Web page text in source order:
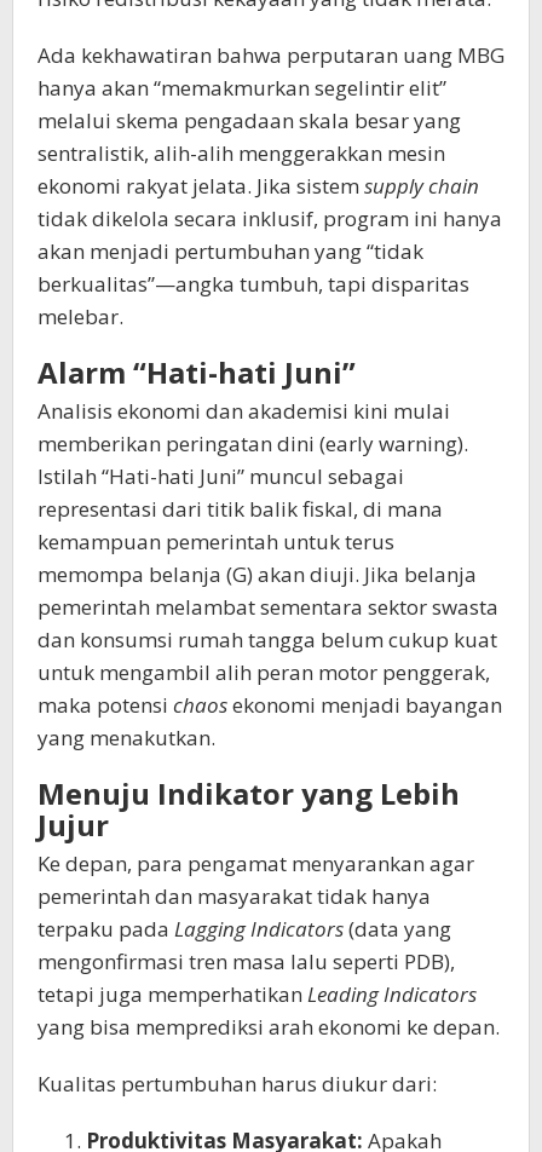
Ada kekhawatiran bahwa perputaran uang MBG
hanya akan “memakmurkan segelintir elit”
melalui skema pengadaan skala besar yang
sentralistik, alih-alih menggerakkan mesin
ekonomi rakyat jelata. Jika sistem supply chain
tidak dikelola secara inklusif, program ini hanya
akan menjadi pertumbuhan yang “tidak
berkualitas”—angka tumbuh, tapi disparitas
melebar.
Alarm “Hati-hati Juni”
Analisis ekonomi dan akademisi kini mulai
memberikan peringatan dini (early warning).
Istilah “Hati-hati Juni” muncul sebagai
representasi dari titik balik fiskal, di mana
kemampuan pemerintah untuk terus
memompa belanja (G) akan diuji. Jika belanja
pemerintah melambat sementara sektor swasta
dan konsumsi rumah tangga belum cukup kuat
untuk mengambil alih peran motor penggerak,
maka potensi chaosekonomi menjadi bayangan
yang menakutkan.
Menuju Indikator yang Lebih
Jujur
Ke depan, para pengamat menyarankan agar
pemerintah dan masyarakat tidak hanya
terpaku pada Lagging Indicators(data yang
mengonfirmasi tren masa lalu seperti PDB),
tetapi juga memperhatikan Leading Indicators
yang bisa memprediksi arah ekonomi ke depan.
Kualitas pertumbuhan harus diukur dari:
Produktivitas Masyarakat: Apakah